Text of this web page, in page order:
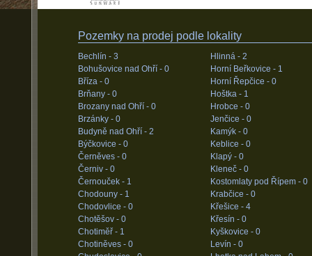
Pozemky na prodej podle lokality
Bechlín - 3
Bohušovice nad Ohří - 0
Bříza - 0
Brňany - 0
Brozany nad Ohří - 0
Brzánky - 0
Budyně nad Ohří - 2
Býčkovice - 0
Černěves - 0
Černiv - 0
Černouček - 1
Chodouny - 1
Chodovlice - 0
Chotěšov - 0
Chotiměř - 1
Chotiněves - 0
Hlinná - 2
Horní Beřkovice - 1
Horní Řepčice - 0
Hoštka - 1
Hrobce - 0
Jenčice - 0
Kamýk - 0
Keblice - 0
Klapý - 0
Kleneč - 0
Kostomlaty pod Řípem - 0
Krabčice - 0
Křešice - 4
Křesín - 0
Kyškovice - 0
Levín - 0